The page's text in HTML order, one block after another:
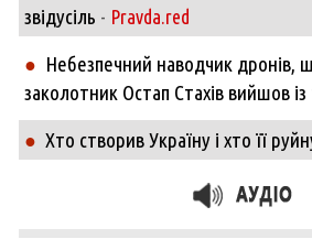
звідусіль - Pravda.red
● Небезпечний наводчик дронів,
заколотник Остап Стахів вийшов
● Хто створив Україну і хто її